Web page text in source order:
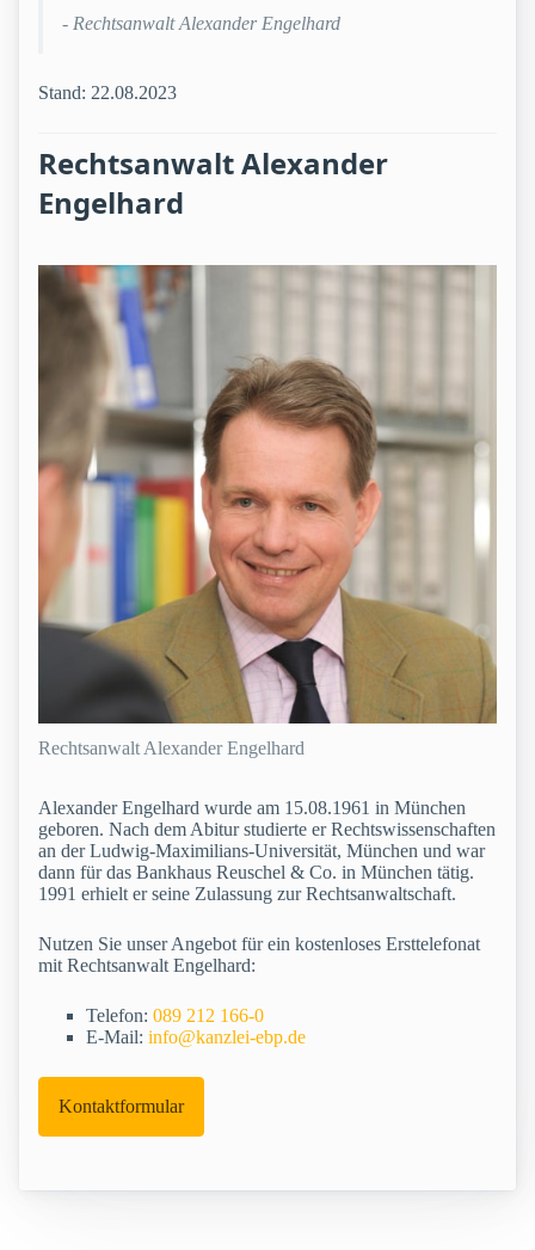
- Rechtsanwalt Alexander Engelhard
Stand: 22.08.2023
Rechtsanwalt Alexander
Engelhard
Rechtsanwalt Alexander Engelhard
Alexander Engelhard wurde am 15.08.1961 in München
geboren. Nach dem Abitur studierte er Rechtswissenschaften
an der Ludwig-Maximilians-Universität, München und war
dann für das Bankhaus Reuschel & Co. in München tätig.
1991 erhielt er seine Zulassung zur Rechtsanwaltschaft.
Nutzen Sie unser Angebot für ein kostenloses Ersttelefonat
mit Rechtsanwalt Engelhard:
Telefon: 089 212 166-0
E-Mail: info@kanzlei-ebp.de
Kontaktformular